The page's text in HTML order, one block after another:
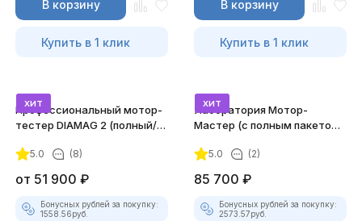
В корзину
Купить в 1 клик
В корзину
Купить в 1 клик
хит
Профессиональный мотор-
тестер DIAMAG 2 (полный/
5.0 (8)
от 51 900 ₽
Бонусных рублей за покупку:
1558.56руб.
хит
Лаборатория Мотор-
Мастер (с полным пакетом
5.0 (2)
85 700 ₽
Бонусных рублей за покупку:
2573.57руб.